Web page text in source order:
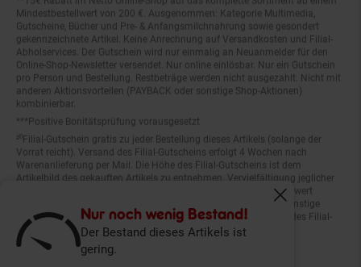
Nur noch wenig Bestand!
Der Bestand dieses Artikels ist
gering.
Fenster
Mindestbestellwert von 200 €. Ausgenommen: Kategorie Multimedia,
Gutscheine, Bücher und Pre- & Anfangsmilchnahrung sowie gesondert
gekennzeichnete Artikel. Keine Anrechnung auf Versandkosten und Filial-
Abholservices. Der Gutschein wird nur einmalig an Neuanmelder für den
Online-Shop-Newsletter versendet. Nur online einlösbar. Nur ein Gutschein
pro Person und Bestellung. Restbeträge werden nicht ausgezahlt. Nicht mit
anderen Aktionsvorteilen (PAYBACK oder sonstige Shop-Aktionen)
kombinierbar.
²⁰Filial-Gutschein gratis zu jeder Bestellung dieses Artikels (solange der
Vorrat reicht). Versand des Filial-Gutscheins erfolgt 4 Wochen nach
Warenanlieferung per Mail. Die Höhe des Filial-Gutscheins ist dem
Artikelbild des gekauften Artikels zu entnehmen. Vervielfältigung jeglicher
Art nicht gestattet. Der Filial-Gutschein ist ohne Mindesteinkaufswert
einlösbar. Nicht mit anderen Aktionsvorteilen (PAYBACK oder sonstige
Shop-Aktionen) kombinierbar. Der jeweilige Gültigkeitszeitraum des Filial-
Gutscheins ist darauf vermerkt.